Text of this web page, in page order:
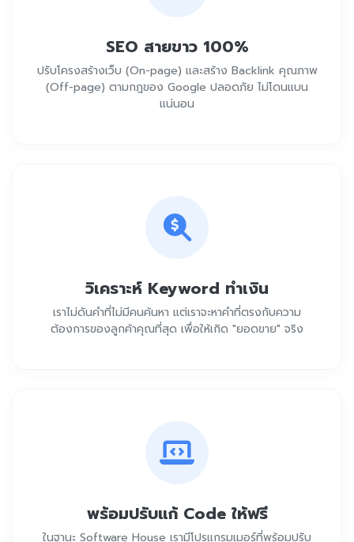
SEO สายขาว 100%
ปรับโครงสร้างเว็บ (On-page) และสร้าง Backlink คุณภาพ
(Off-page) ตามกฎของ Google ปลอดภัย ไม่โดนแบน
แน่นอน
วิเคราะห์ Keyword ทำเงิน
เราไม่ดันคำที่ไม่มีคนค้นหา แต่เราจะหาคำที่ตรงกับความ
ต้องการของลูกค้าคุณที่สุด เพื่อให้เกิด "ยอดขาย" จริง
พร้อมปรับแก้ Code ให้ฟรี
ในฐานะ Software House เรามีโปรแกรมเมอร์ที่พร้อมปรับ